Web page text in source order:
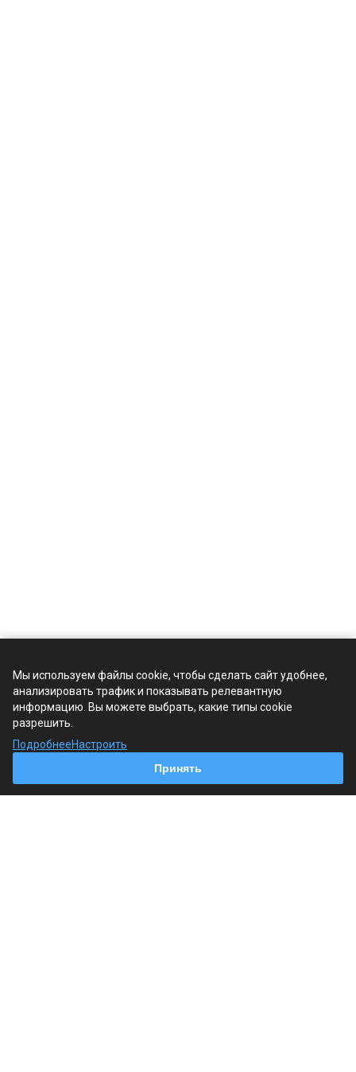
Компания
Продукция
Мы используем файлы cookie, чтобы сделать сайт удобнее,
анализировать трафик и показывать релевантную
информацию. Вы можете выбрать, какие типы cookie
разрешить.
ПодробнееНастроить
Принять